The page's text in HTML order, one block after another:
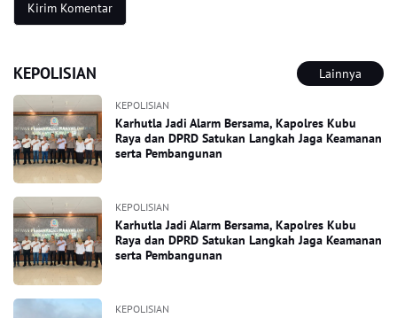
KEPOLISIAN Lainnya
KEPOLISIAN
Karhutla Jadi Alarm Bersama, Kapolres Kubu
Raya dan DPRD Satukan Langkah Jaga Keamanan
serta Pembangunan
KEPOLISIAN
Karhutla Jadi Alarm Bersama, Kapolres Kubu
Raya dan DPRD Satukan Langkah Jaga Keamanan
serta Pembangunan
KEPOLISIAN